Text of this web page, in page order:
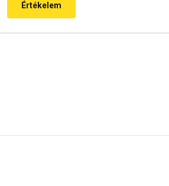
Értékelem